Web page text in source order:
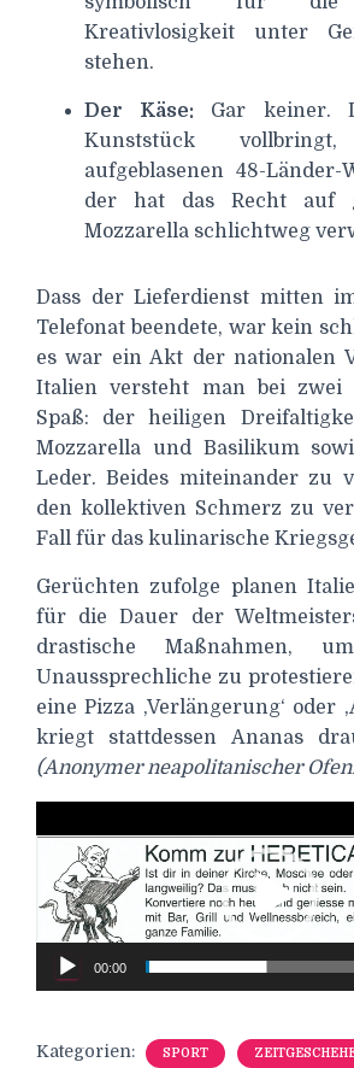
Kreativlosigkeit unter
stehen.
Der Käse: Gar keiner.
Kunststück
aufgeblasenen 48-Länder-
der hat das Recht auf
Mozzarella schlichtweg
Dass der Lieferdienst mitten
Telefonat beendete, war kein
es war ein Akt der nationalen
Italien versteht man bei zwei
Spaß: der heiligen
Mozzarella und Basilikum
Leder. Beides miteinander zu
den kollektiven Schmerz zu
Fall für das kulinarische
Gerüchten zufolge planen
für die Dauer der
drastische Maßnahmen,
Unaussprechliche zu
eine Pizza ‚Verlängerung‘ oder
kriegt stattdessen Ananas
(Anonymer neapolitanischer
Player
00:00
Kategorien: SPORT